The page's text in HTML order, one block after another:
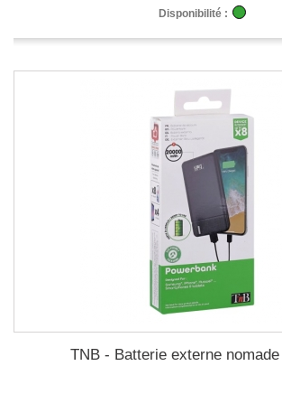
Disponibilité :
TNB - Batterie externe